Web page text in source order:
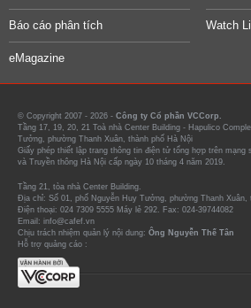
Báo cáo phân tích Watch
eMagazine
© Copyright 2007 - 2026 - Công ty Cổ phần VCCorp.
Tầng 17, 19, 20, 21 Toà nhà Center Building - Hapulico
Tưởng, phường Thanh Xuân, thành phố Hà Nội
Giấy phép thiết lập trang thông tin điện tử tổng hợp trên
và Truyền thông Hà Nội cấp ngày 10 tháng 4 năm 2019.
Tầng 21, tòa nhà Center Building.
Địa chỉ: Số 01, phố Nguyễn Huy Tưởng, phường Thanh Xuân,
Điện thoại: 024 7309 5555 Máy lẻ 292. Fax: 024-39744082
Email: info@cafef.vn
Chịu trách nhiệm quản lý nội dung: Ông Nguyễn Thế Tân
Hỗ trợ quảng cáo :